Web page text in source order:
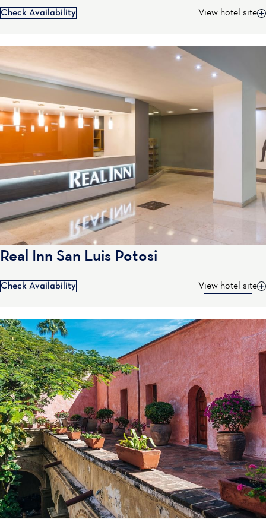
Check Availability View hotel site
Real Inn San Luis Potosi
Check Availability View hotel site